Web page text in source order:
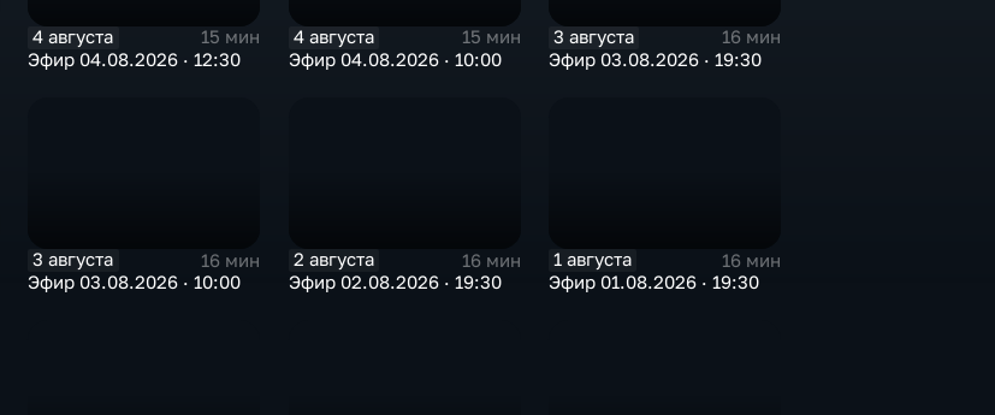
4 августа
15 мин
Эфир 04.08.2026 · 12:30
4 августа
15 мин
Эфир 04.08.2026 · 10:00
3 августа
16 мин
Эфир 03.08.2026 · 19:30
3 августа
16 мин
Эфир 03.08.2026 · 10:00
2 августа
16 мин
Эфир 02.08.2026 · 19:30
1 августа
16 мин
Эфир 01.08.2026 · 19:30